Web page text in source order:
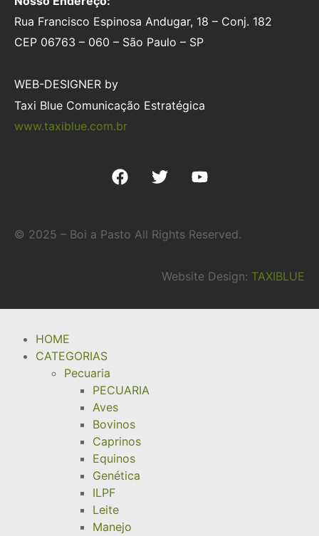
Rua Francisco Espinosa Andugar, 18 – Conj. 182
CEP 06763 – 060 – São Paulo – SP
WEB-DESIGNER by
Taxi Blue Comunicação Estratégica
www.taxiblue.com.br
© 2025 – Boi a Pasto All Rights Reserved.
Website Design: TAXIBLUE
HOME
CATEGORIAS
Pecuaria
PECUARIA
Aves
Bovinos
Caprinos
Equinos
Genética
ILPF
Leite
Manejo